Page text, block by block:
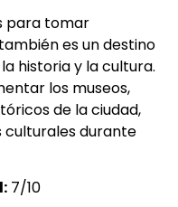
para tomar
es un destino
historia y la cultura.
los museos,
de la ciudad,
culturales durante
7/10